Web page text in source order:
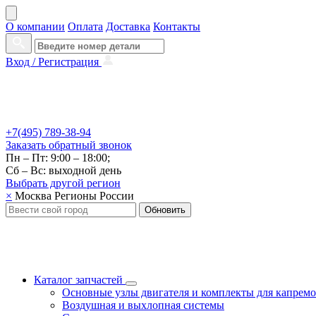
О компании Оплата Доставка Контакты
Вход /Регистрация
+7(495) 789-38-94
Заказать обратный звонок
Пн – Пт: 9:00 – 18:00;
Сб – Вс: выходной день
Выбрать другой регион
× Москва Регионы России
Обновить
Каталог запчастей
Основные узлы двигателя и комплекты для
Воздушная и выхлопная системы